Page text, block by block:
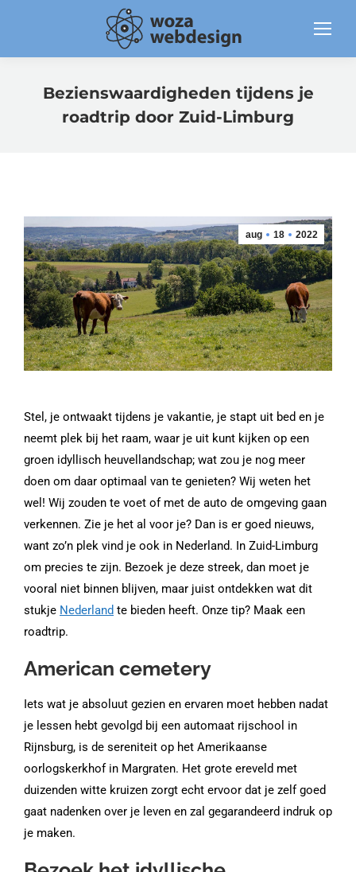
Bezienswaardigheden tijdens je
roadtrip door Zuid-Limburg
aug 18 2022
Stel, je ontwaakt tijdens je vakantie, je stapt uit bed en je
neemt plek bij het raam, waar je uit kunt kijken op een
groen idyllisch heuvellandschap; wat zou je nog meer
doen om daar optimaal van te genieten? Wij weten het
wel! Wij zouden te voet of met de auto de omgeving gaan
verkennen. Zie je het al voor je? Dan is er goed nieuws,
want zo’n plek vind je ook in Nederland. In Zuid-Limburg
om precies te zijn. Bezoek je deze streek, dan moet je
vooral niet binnen blijven, maar juist ontdekken wat dit
stukje Nederland te bieden heeft. Onze tip? Maak een
roadtrip.
American cemetery
Iets wat je absoluut gezien en ervaren moet hebben nadat
je lessen hebt gevolgd bij een automaat rijschool in
Rijnsburg, is de sereniteit op het Amerikaanse
oorlogskerkhof in Margraten. Het grote ereveld met
duizenden witte kruizen zorgt echt ervoor dat je zelf goed
gaat nadenken over je leven en zal gegarandeerd indruk op
je maken.